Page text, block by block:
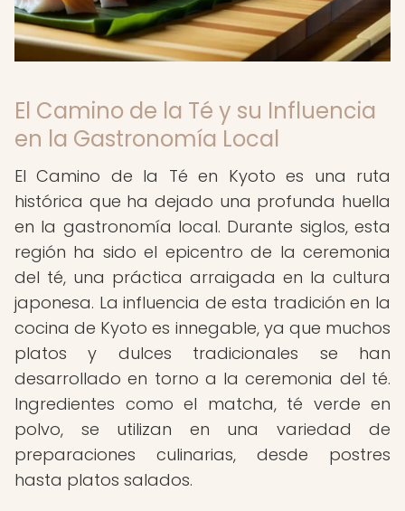
El Camino de la Té y su Influencia
en la Gastronomía Local
El Camino de la Té en Kyoto es una ruta
histórica que ha dejado una profunda huella
en la gastronomía local. Durante siglos, esta
región ha sido el epicentro de la ceremonia
del té, una práctica arraigada en la cultura
japonesa. La influencia de esta tradición en la
cocina de Kyoto es innegable, ya que muchos
platos y dulces tradicionales se han
desarrollado en torno a la ceremonia del té.
Ingredientes como el matcha, té verde en
polvo, se utilizan en una variedad de
preparaciones culinarias, desde postres
hasta platos salados.